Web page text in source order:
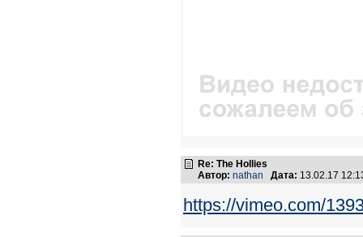
Re: The Hollies
Автор: nathan Дата: 13.02.17
https://vimeo.com/